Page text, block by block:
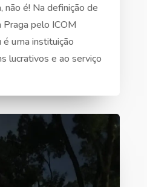
não é! Na definição de
pelo ICOM
uma instituição
lucrativos e ao serviço